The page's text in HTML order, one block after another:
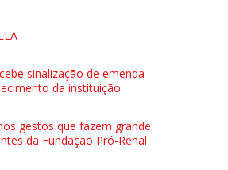
sinalização de emenda
da instituição
gestos que fazem grande
da Fundação Pró-Renal